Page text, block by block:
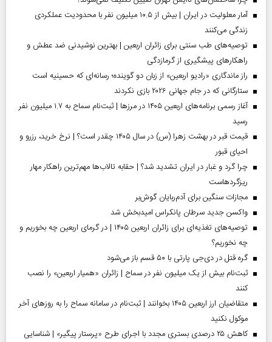
آمار معلولیت در ایران | بیش از ۱۰.۵ میلیون نفر با محدودیت عملکردی
زندگی می‌کنند
توصیه‌های طب سنتی برای زائران اربعین | بهترین نوشیدنی ضد عطش و
راهکارهای پیشگیری از گرمازدگی
راز ماندگاری «رادیو اربعین» از زبان دو گوینده؛ رسانه‌ای که حسینیه است
ستارگانی که در جام جهانی ۲۰۲۶ بازی نکردند
آغاز رسمی برنامه‌های اربعین ۱۴۰۵ در مرز‌ها | ثبت‌نام سماح به ۱.۷ میلیون نفر
رسید
قیمت قبر در بهشت زهرا (س) در سال ۱۴۰۵ چقدر است؟ | نرخ خرید، رزرو و
احیای قبور
چرا گرد و غبار در ایران تشدید شد؟ | حقابه تالاب‌ها مهم‌ترین راهکار مهار
ریزگردهاست
مجازات سنگین برای آدم‌ربایان گوش‌بر
واکسن جدید سرطان پانکراس امیدبخش شد
توصیه‌های تغذیه‌ای برای زائران اربعین ۱۴۰۵ | در گرمای اربعین چه بخوریم و
چه نخوریم؟
گره قتل در دی‌جی پارتی با ۵۰ قسم باز می‌شود
ثبت‌نام بیش از یک میلیون نفر در سماح | زائران «همیار اربعین» را نصب
کنند
متقاضیان ارز اربعین ۱۴۰۵ بخوانند | ثبت‌نام در سامانه سماح را به روز‌های آخر
موکول نکنید
کاهش ۲۵ درصدی بستری مجدد با اجرای طرح «پرستار پیگیر» | شناسایی